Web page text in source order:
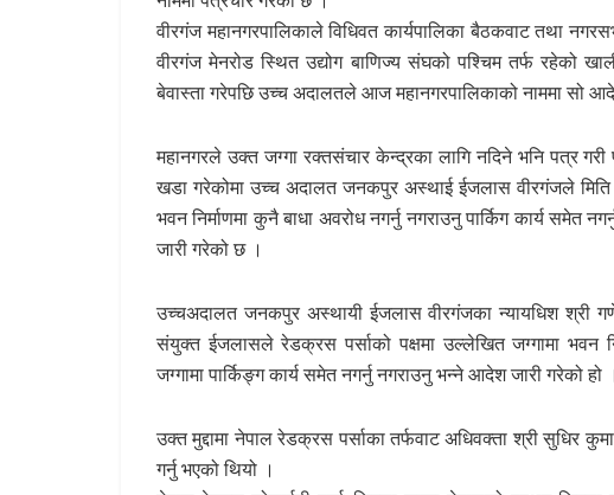
वीरगंज महानगरपालिकाले विधिवत कार्यपालिका बैठकवाट तथा
वीरगंज मेनरोड स्थित उद्योग बाणिज्य संघको पश्चिम तर्फ रहेको
बेवास्ता गरेपछि उच्च अदालतले आज महानगरपालिकाको नाममा सो
महानगरले उक्त जग्गा रक्तसंचार केन्द्रका लागि नदिने भनि पत्र गरी
खडा गरेकोमा उच्च अदालत जनकपुर अस्थाई ईजलास वीरगंजले
भवन निर्माणमा कुनै बाधा अवरोध नगर्नु नगराउनु पार्किग कार्य समेत
जारी गरेको छ ।
उच्चअदालत जनकपुर अस्थायी ईजलास वीरगंजका न्यायधिश श्री
संयुक्त ईजलासले रेडक्रस पर्साको पक्षमा उल्लेखित जग्गामा भवन
जग्गामा पार्किङ्ग कार्य समेत नगर्नु नगराउनु भन्ने आदेश जारी गरेको हो ।
उक्त मुद्दामा नेपाल रेडक्रस पर्साका तर्फवाट अधिवक्ता श्री सुधिर
गर्नु भएको थियो ।